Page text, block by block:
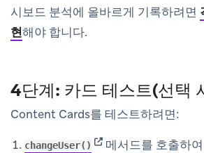
시보드 분석에 올바르게 기록하려면
현해야 합니다.
4단계: 카드 테스트(선택
Content Cards를 테스트하려면:
changeUser() (opens in new tab)
메서드를 호출하